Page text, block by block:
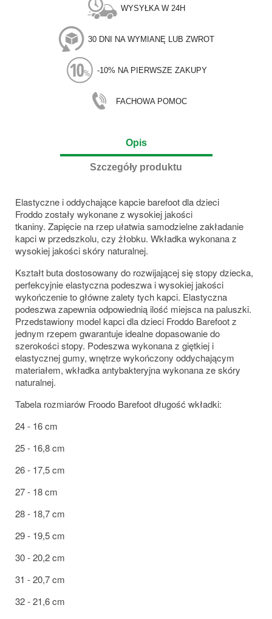
WYSYŁKA W 24H
30 DNI NA WYMIANĘ LUB ZWROT
-10% NA PIERWSZE ZAKUPY
FACHOWA POMOC
Opis
Szczegóły produktu
Elastyczne i oddychające kapcie barefoot dla dzieci
Froddo zostały wykonane z wysokiej jakości
tkaniny. Zapięcie na rzep ułatwia samodzielne zakładanie
kapci w przedszkolu, czy żłobku. Wkładka wykonana z
wysokiej jakości skóry naturalnej.
Kształt buta dostosowany do rozwijającej się stopy dziecka,
perfekcyjnie elastyczna podeszwa i wysokiej jakości
wykończenie to główne zalety tych kapci. Elastyczna
podeszwa zapewnia odpowiednią ilość miejsca na paluszki.
Przedstawiony model kapci dla dzieci Froddo Barefoot z
jednym rzepem gwarantuje idealne dopasowanie do
szerokości stopy. Podeszwa wykonana z giętkiej i
elastycznej gumy, wnętrze wykończony oddychającym
materiałem, wkładka antybakteryjna wykonana ze skóry
naturalnej.
Tabela rozmiarów Froodo Barefoot długość wkładki:
24 - 16 cm
25 - 16,8 cm
26 - 17,5 cm
27 - 18 cm
28 - 18,7 cm
29 - 19,5 cm
30 - 20,2 cm
31 - 20,7 cm
32 - 21,6 cm